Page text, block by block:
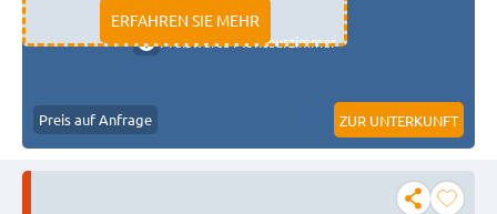
ERFAHREN SIE MEHR
11333 fulda
Preiswerte Monteurzimmer
Preis auf Anfrage ZUR UNTERKUNFT